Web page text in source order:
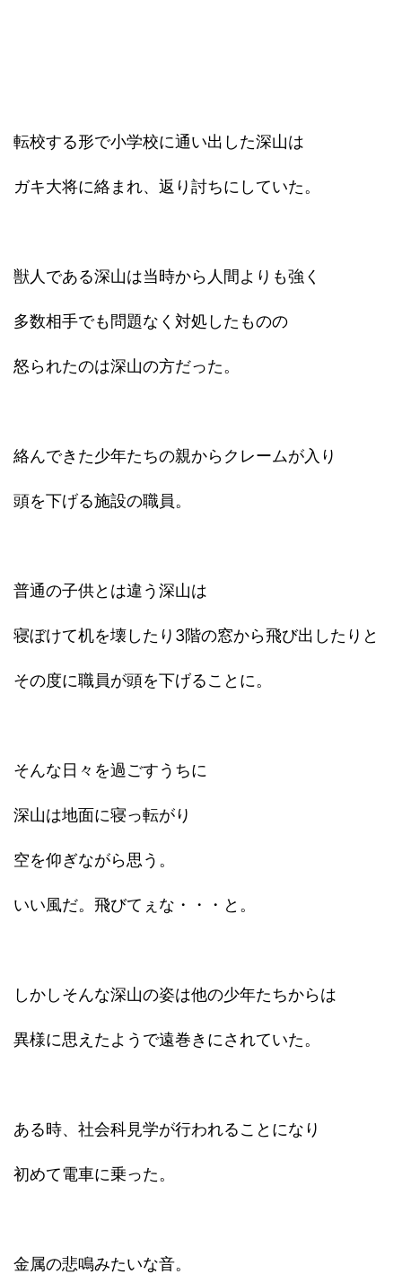
転校する形で小学校に通い出した深山は
ガキ大将に絡まれ、返り討ちにしていた。
獣人である深山は当時から人間よりも強く
多数相手でも問題なく対処したものの
怒られたのは深山の方だった。
絡んできた少年たちの親からクレームが入り
頭を下げる施設の職員。
普通の子供とは違う深山は
寝ぼけて机を壊したり3階の窓から飛び出したりと
その度に職員が頭を下げることに。
そんな日々を過ごすうちに
深山は地面に寝っ転がり
空を仰ぎながら思う。
いい風だ。飛びてぇな・・・と。
しかしそんな深山の姿は他の少年たちからは
異様に思えたようで遠巻きにされていた。
ある時、社会科見学が行われることになり
初めて電車に乗った。
金属の悲鳴みたいな音。